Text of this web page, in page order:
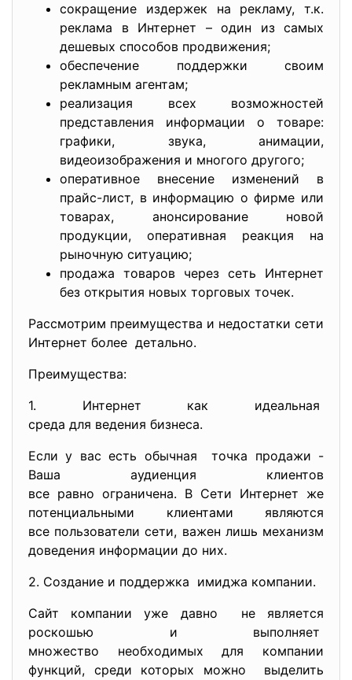
сокращение издержек на рекламу, т.к.
реклама в Интернет – один из самых
дешевых способов продвижения;
обеспечение поддержки своим
рекламным агентам;
реализация всех возможностей
представления информации о товаре:
графики, звука, анимации,
видеоизображения и многого другого;
оперативное внесение изменений в
прайс-лист, в информацию о фирме или
товарах, анонсирование новой
продукции, оперативная реакция на
рыночную ситуацию;
продажа товаров через сеть Интернет
без открытия новых торговых точек.
Рассмотрим преимущества и недостатки сети
Интернет более детально.
Преимущества:
1. Интернет как идеальная
среда для ведения бизнеса.
Если у вас есть обычная точка продажи -
Ваша аудиенция клиентов
все равно ограничена. В Сети Интернет же
потенциальными клиентами являются
все пользователи сети, важен лишь механизм
доведения информации до них.
2. Создание и поддержка имиджа компании.
Сайт компании уже давно не является
роскошью и выполняет
множество необходимых для компании
функций, среди которых можно выделить